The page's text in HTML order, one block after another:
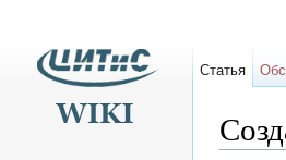
Статья